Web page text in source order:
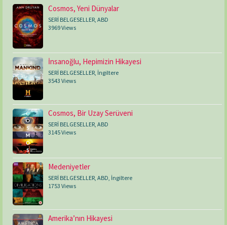
Cosmos, Yeni Dünyalar
SERİ BELGESELLER ABD
3969 Views
İnsanoğlu, Hepimizin Hikayesi
SERİ BELGESELLER İngiltere
3543 Views
Cosmos, Bir Uzay Serüveni
SERİ BELGESELLER, ABD
3145 Views
Medeniyetler
SERİ BELGESELLER, ABD, İngiltere
1753 Views
Amerika’nın Hikayesi